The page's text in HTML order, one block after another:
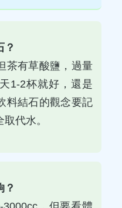
？
茶有草酸鹽，過量
1-2杯就好，還是
料結石的觀念要記
代水。
？